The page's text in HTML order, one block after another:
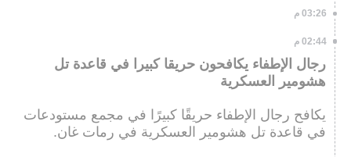
03:26 م
02:44 م
رجال الإطفاء يكافحون حريقا كبيرا في قاعدة تل
هشومير العسكرية
يكافح رجال الإطفاء حريقًا كبيرًا في مجمع مستودعات
في قاعدة تل هشومير العسكرية في رمات غان.